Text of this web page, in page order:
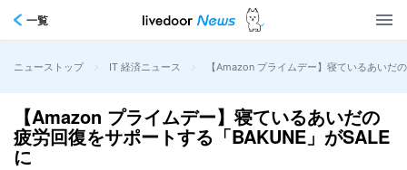
一覧
ニューストップ > IT 経済ニュース > 【Amazon プライムデー】寝ているあいだ
【Amazon プライムデー】寝ているあいだの
疲労回復をサポートする「BAKUNE」がSALE
に